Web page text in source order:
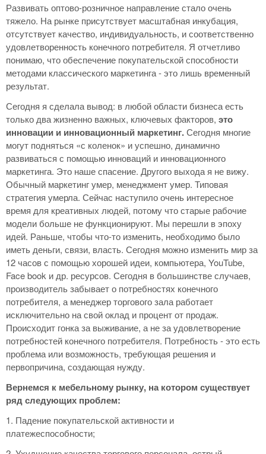
Развивать оптово-розничное направление стало очень
тяжело. На рынке присутствует масштабная инкубация,
отсутствует качество, индивидуальность, и соответственно
удовлетворенность конечного потребителя. Я отчетливо
понимаю, что обеспечение покупательской способности
методами классического маркетинга - это лишь временный
результат.
Сегодня я сделала вывод: в любой области бизнеса есть
только два жизненно важных, ключевых факторов, это
инновации и инновационный маркетинг.Сегодня многие
могут подняться «с коленок» и успешно, динамично
развиваться с помощью инноваций и инновационного
маркетинга. Это наше спасение. Другого выхода я не вижу.
Обычный маркетинг умер, менеджмент умер. Типовая
стратегия умерла. Сейчас наступило очень интересное
время для креативных людей, потому что старые рабочие
модели больше не функционируют. Мы перешли в эпоху
идей. Раньше, чтобы что-то изменить, необходимо было
иметь деньги, связи, власть. Сегодня можно изменить мир за
12 часов с помощью хорошей идеи, компьютера, YouTube,
Face book и др. ресурсов. Сегодня в большинстве случаев,
производитель забывает о потребностях конечного
потребителя, а менеджер торгового зала работает
исключительно на свой оклад и процент от продаж.
Происходит гонка за выживание, а не за удовлетворение
потребностей конечного потребителя. Потребность - это есть
проблема или возможность, требующая решения и
первопричина, создающая нужду.
Вернемся к мебельному рынку, на котором существует
ряд следующих проблем:
1. Падение покупательской активности и
платежеспособности;